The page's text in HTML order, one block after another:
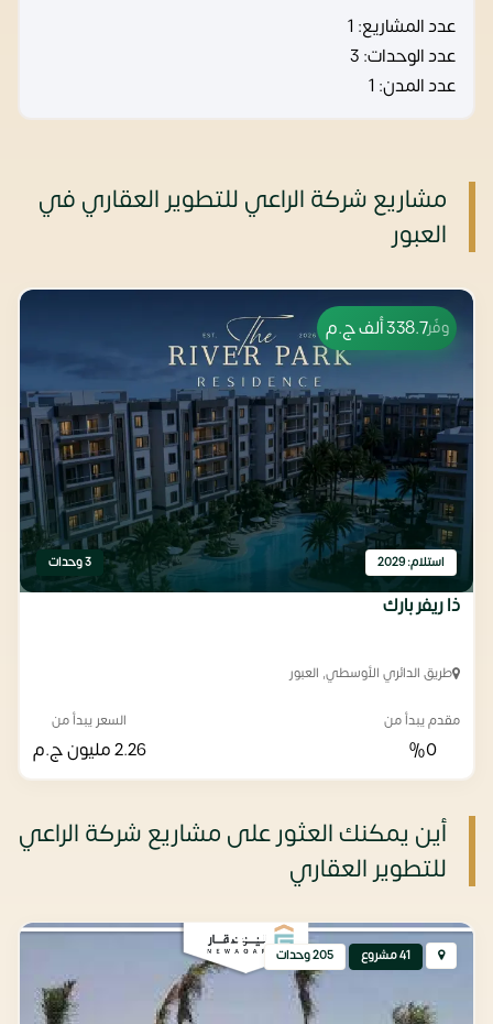
عدد المشاريع: 1
عدد الوحدات:3
عدد المدن: 1
مشاريع شركة الراعي للتطوير العقاري في
العبور
وفّر338.7 ألف ج.م
استلام: 2029 3 وحدات
ذا ريفر بارك
طريق الدائري الأوسطي, العبور
مقدم يبدأ من
%0
السعر يبدأ من
2.26 مليون ج.م
أين يمكنك العثور على مشاريع شركة الراعي
للتطوير العقاري
41 مشروع 205 وحدات
العبور